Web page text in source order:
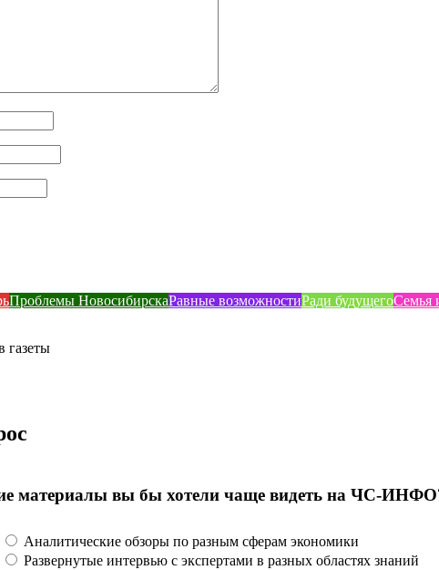
Проблемы НовосибирскаРавные возможностиРади будущегоСемья
газеты
материалы вы бы хотели чаще видеть на ЧС-
Аналитические обзоры по разным сферам экономики
Развернутые интервью с экспертами в разных областях знаний